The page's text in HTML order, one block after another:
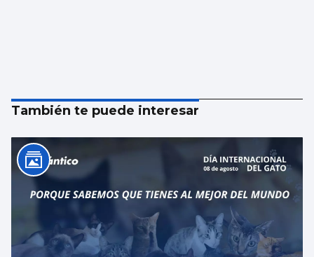
También te puede interesar